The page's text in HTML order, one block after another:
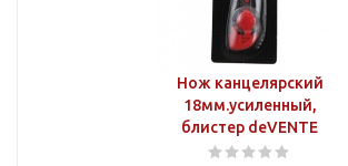
Нож канцелярский
18мм.усиленный,
блистер deVENTE